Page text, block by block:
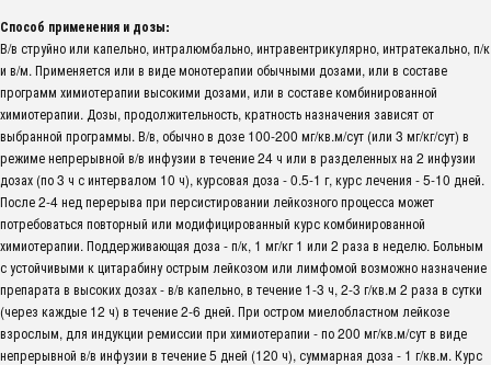
Способ применения и дозы:
В/в струйно или капельно, интралюмбально, интравентрикулярно, интратекально, п/к
и в/м. Применяется или в виде монотерапии обычными дозами, или в составе
программ химиотерапии высокими дозами, или в составе комбинированной
химиотерапии. Дозы, продолжительность, кратность назначения зависят от
выбранной программы. В/в, обычно в дозе 100-200 мг/кв.м/сут (или 3 мг/кг/сут) в
режиме непрерывной в/в инфузии в течение 24 ч или в разделенных на 2 инфузии
дозах (по 3 ч с интервалом 10 ч), курсовая доза - 0.5-1 г, курс лечения - 5-10 дней.
После 2-4 нед перерыва при персистировании лейкозного процесса может
потребоваться повторный или модифицированный курс комбинированной
химиотерапии. Поддерживающая доза - п/к, 1 мг/кг 1 или 2 раза в неделю. Больным
с устойчивыми к цитарабину острым лейкозом или лимфомой возможно назначение
препарата в высоких дозах - в/в капельно, в течение 1-3 ч, 2-3 г/кв.м 2 раза в сутки
(через каждые 12 ч) в течение 2-6 дней. При остром миелобластном лейкозе
взрослым, для индукции ремиссии при химиотерапии - по 200 мг/кв.м/сут в виде
непрерывной в/в инфузии в течение 5 дней (120 ч), суммарная доза - 1 г/кв.м. Курс